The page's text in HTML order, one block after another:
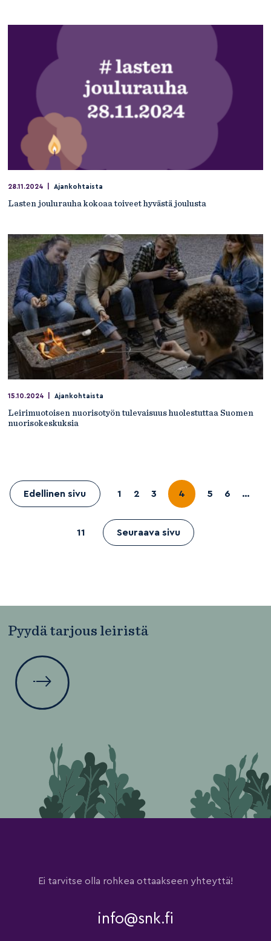
28.11.2024 Ajankohtaista
Lasten joulurauha kokoaa toiveet hyvästä joulusta
15.10.2024 Ajankohtaista
Leirimuotoisen nuorisotyön tulevaisuus huolestuttaa Suomen
nuorisokeskuksia
Edellinen sivu 1 2 3 4 5 6 …
11 Seuraava sivu
Pyydä tarjous leiristä
Ei tarvitse olla rohkea ottaakseen yhteyttä!
info@snk.fi